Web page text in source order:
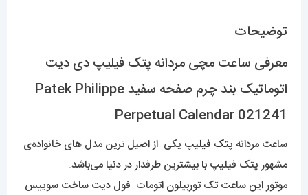
Calendar
توضیحات
معرفی ساعت مچی مردانه پتک فیلیپ دی دیت
اتوماتیک بند چرم صفحه سفید Patek Philippe
Perpetual Calendar 021241
ساعت مردانه پتک فیلیپ یکی از اصیل ترین مدل های خانواده‌ی
مشهور پتک فیلیپ با بیشترین طرفدار در دنیا می‌باشد.
موتور این ساعت تک توربیلون اتومات فول دیت ساخت سوییس